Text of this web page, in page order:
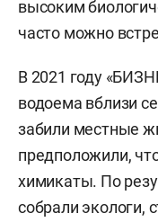
высоким
часто можно
В 2021 году
водоема вблизи
забили местные
предположили,
химикаты. По
собрали экологи,